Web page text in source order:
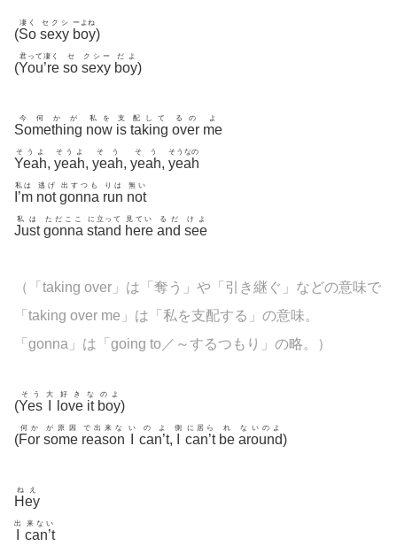
(So
凄く
sexy
セクシ
boy
ーよね
)
(You’re
君って凄く
so
セ
sexy
クシー
boy
だよ
)
Something
今何かが
now
私を
is
支
taking
配して
over
るの
me
よ
Yeah
そうよ
, yeah
そうよ
, yeah
そう
, yeah
そう
, yeah
そうなの
I’m
私は
not
逃げ
gonna
出すつも
run
りは
not
無い
Just
私は
gonna
ただここ
stand
に立って
here
見てい
and
るだ
see
けよ
（「taking over」は「奪う」や「引き継ぐ」などの意味で
「taking over me」は「私を支配する」の意味。
「gonna」は「going to／～するつもり」の略。）
(Yes
そう 大
love
好き
it
な
boy
のよ
)
(For
何か
some
が原因
reason
で出来な い
can’t
のよ
,
側
can’t
に居ら
be
れ
around
ないのよ
)
Hey
ねえ
出
can’t
来ない